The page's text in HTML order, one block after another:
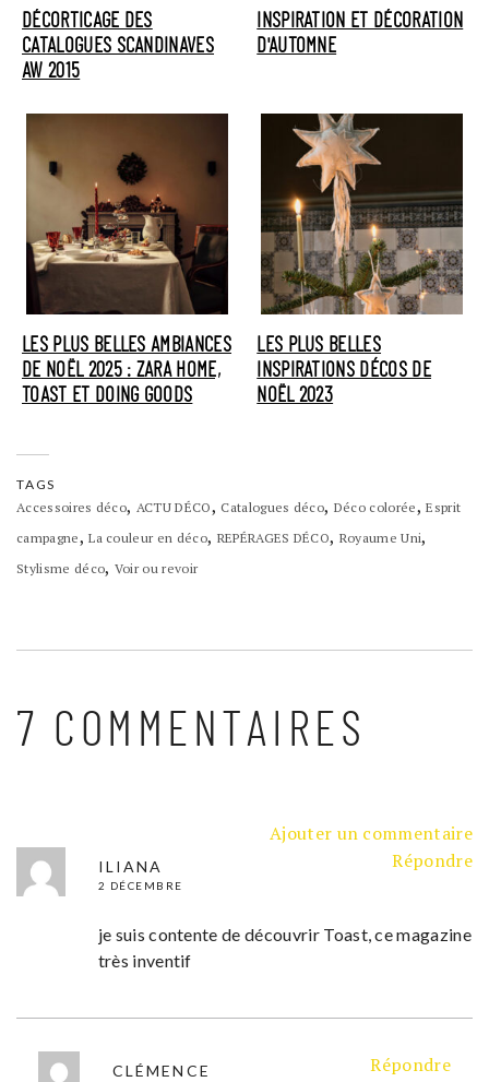
DÉCORTICAGE DES
CATALOGUES SCANDINAVES
AW 2015
INSPIRATION ET DÉCORATION
D'AUTOMNE
LES PLUS BELLES AMBIANCES
DE NOËL 2025 : ZARA HOME,
TOAST ET DOING GOODS
LES PLUS BELLES
INSPIRATIONS DÉCOS DE
NOËL 2023
TAGS
Accessoires déco, ACTU DÉCO, Catalogues déco, Déco colorée,Esprit
campagne,La couleur en déco, REPÉRAGES DÉCO, Royaume Uni,
Stylisme déco, Voir ou revoir
7 COMMENTAIRES
Ajouter un commentaire
ILIANA
2 DÉCEMBRE
Répondre
je suis contente de découvrir Toast, ce magazine
très inventif
CLÉMENCE Répondre